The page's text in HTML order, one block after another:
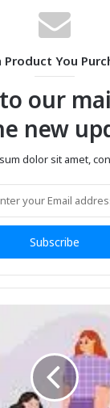
Product You
our
new
dolor sit amet,